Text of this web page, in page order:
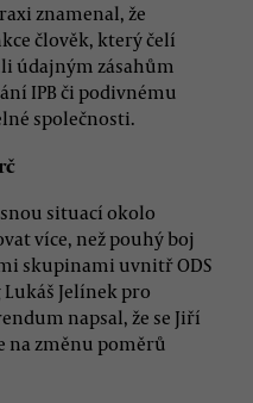
znamenal, že
člověk, který čelí
údajným zásahům
IPB či podivnému
společnosti.
situací okolo
více, než pouhý boj
skupinami uvnitř ODS
Jelínek pro
napsal, že se Jiří
na změnu poměrů